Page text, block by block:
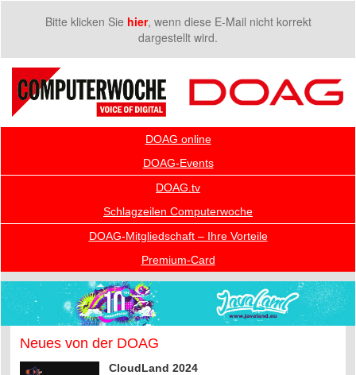
Bitte klicken Sie hier, wenn diese E-Mail nicht korrekt
dargestellt wird.
DOAG online
DOAG-Events
DOAG.tv
Schlagzeilen Computerwoche
DOAG-Mitgliedschaft – Ihre Vorteile
Premium-Card
Neues von der DOAG
CloudLand 2024